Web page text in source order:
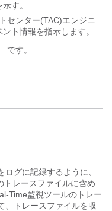
す。
センター(TAC)エンジニ
ト情報を指示します。
です。
グに記録するように、
レースファイルに含め
Time監視ツールのトレー
、トレースファイルを収